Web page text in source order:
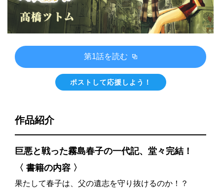
第1話を読む
ポストして応援しよう！
作品紹介
巨悪と戦った霧島春子の一代記、堂々完結！
〈 書籍の内容 〉
果たして春子は、父の遺志を守り抜けるのか！？